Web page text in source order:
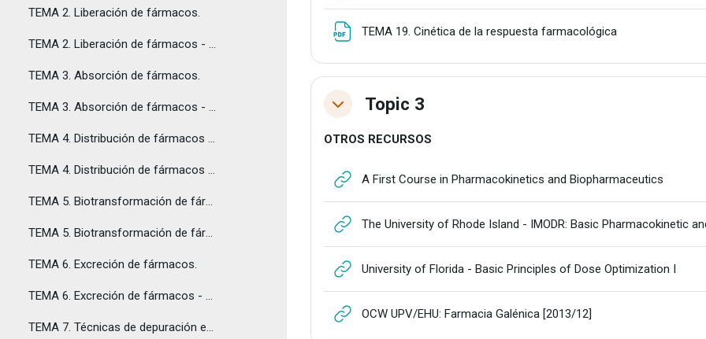
TEMA 2. Liberación de fármacos.
TEMA 2. Liberación de fármacos - Respuestas
TEMA 3. Absorción de fármacos.
TEMA 3. Absorción de fármacos - Respuestas
TEMA 4. Distribución de fármacos en el organismo.
TEMA 4. Distribución de fármacos en el organismo - Respuestas
TEMA 5. Biotransformación de fármacos.
TEMA 5. Biotransformación de fármacos - Respuestas
TEMA 6. Excreción de fármacos.
TEMA 6. Excreción de fármacos - Respuestas
TEMA 7. Técnicas de depuración extracorpórea.
TEMA 19. Cinética de la respuesta farmacológica
TolestuTopic 3
OTROS RECURSOS
A First Course in Pharmacokinetics and Biopharmaceutics
The University of Rhode Island - IMODR: Basic Pharmacokinetic
University of Florida - Basic Principles of Dose Optimization I
OCW UPV/EHU: Farmacia Galénica [2013/12]